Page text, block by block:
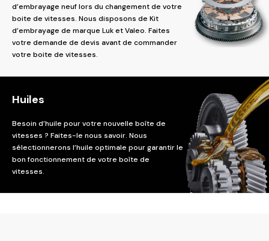
d’embrayage neuf lors du changement de votre
boite de vitesses. Nous disposons de Kit
d’embrayage de marque Luk et Valeo. Faites
votre demande de devis avant de commander
votre boite de vitesses.
Huiles
Besoin d’huile pour votre nouvelle boîte de
vitesses ? Faites-le nous savoir. Nous
sélectionnerons l’huile optimale pour garantir le
bon fonctionnement de votre boîte de
vitesses.